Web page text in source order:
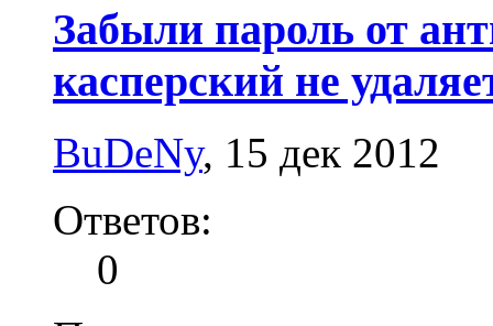
Забыли пароль от
касперский не
BuDeNy, 15 дек 2012
Ответов:
0